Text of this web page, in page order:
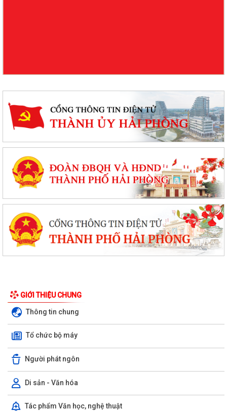
GIỚI THIỆU CHUNG
Thông tin chung
Tổ chức bộ máy
Người phát ngôn
Di sản - Văn hóa
Tác phẩm Văn học, nghệ thuật